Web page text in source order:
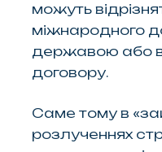
можуть
міжнародного
державою або
договору.
Саме тому в
розлученнях